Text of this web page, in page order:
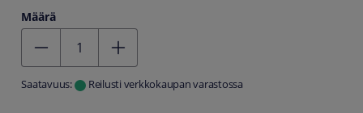
Määrä
Saatavuus: Reilusti verkkokaupan varastossa